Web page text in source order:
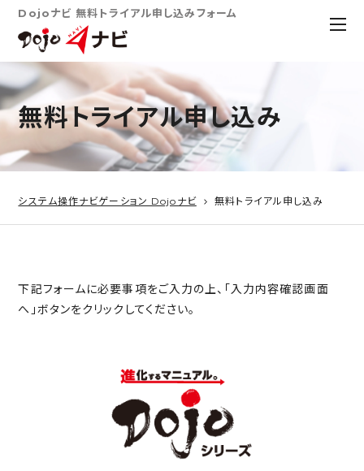
Dojoナビ 無料トライアル申し込みフォーム
無料トライアル申し込み
システム操作ナビゲーション Dojoナビ 無料トライアル申し込み
下記フォームに必要事項をご入力の上、「入力内容確認画面
へ」ボタンをクリックしてください。